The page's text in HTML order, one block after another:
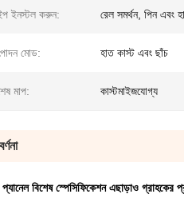
ইনস্টল করুন: রেল সমর্থন, পিন এবং
মোড: হাত কাস্ট এবং ছাঁচ
মাপ: কাস্টমাইজযোগ্য
প্যানেল বিশেষ স্পেসিফিকেশন এছাড়াও গ্রাহকের